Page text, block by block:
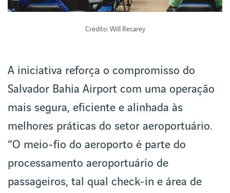
Crédito: Will Recarey
A iniciativa reforça o compromisso do
Salvador Bahia Airport com uma operação
mais segura, eficiente e alinhada às
melhores práticas do setor aeroportuário.
“O meio-fio do aeroporto é parte do
processamento aeroportuário de
passageiros, tal qual check-in e área de